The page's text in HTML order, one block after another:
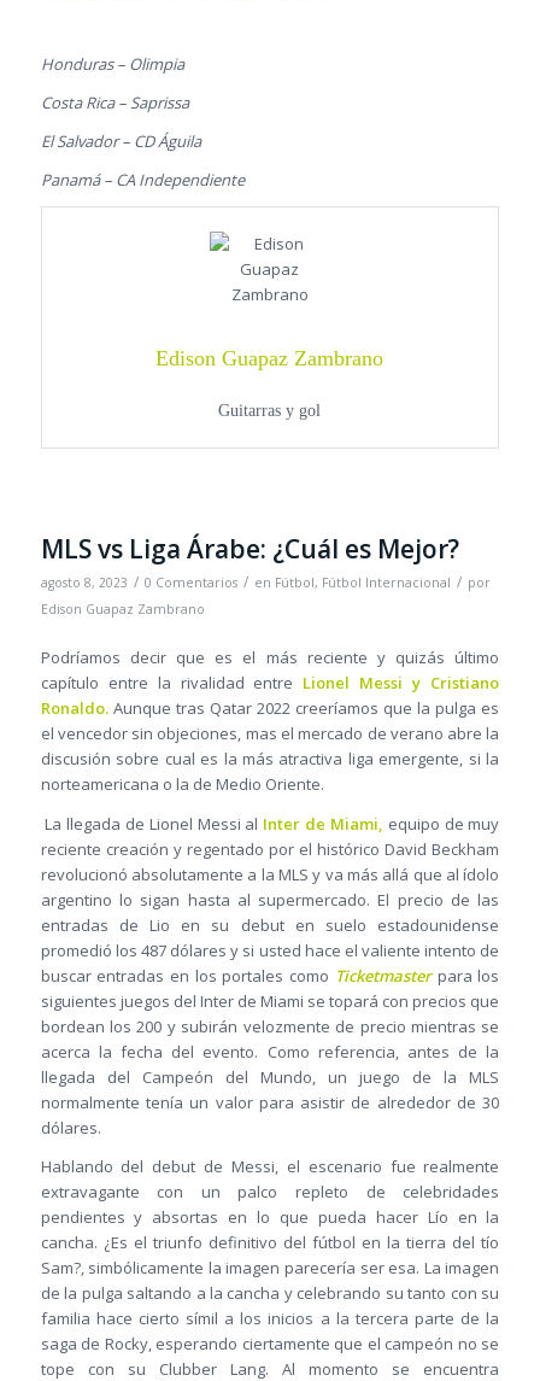
Honduras – Olimpia
Costa Rica – Saprissa
El Salvador – CD Águila
Panamá – CA Independiente
Edison Guapaz Zambrano
Guitarras y gol
MLS vs Liga Árabe: ¿Cuál es Mejor?
agosto 8, 2023 / 0 Comentarios / en Fútbol, Fútbol Internacional / por
Edison Guapaz Zambrano
Podríamos decir que es el más reciente y quizás último
capítulo entre la rivalidad entre Lionel Messi y Cristiano
Ronaldo.Aunque tras Qatar 2022 creeríamos que la pulga es
el vencedor sin objeciones, mas el mercado de verano abre la
discusión sobre cual es la más atractiva liga emergente, si la
norteamericana o la de Medio Oriente.
La llegada de Lionel Messi al Inter de Miami, equipo de muy
reciente creación y regentado por el histórico David Beckham
revolucionó absolutamente a la MLS y va más allá que al ídolo
argentino lo sigan hasta al supermercado. El precio de las
entradas de Lio en su debut en suelo estadounidense
promedió los 487 dólares y si usted hace el valiente intento de
buscar entradas en los portales como Ticketmaster para los
siguientes juegos del Inter de Miami se topará con precios que
bordean los 200 y subirán velozmente de precio mientras se
acerca la fecha del evento. Como referencia, antes de la
llegada del Campeón del Mundo, un juego de la MLS
normalmente tenía un valor para asistir de alrededor de 30
dólares.
Hablando del debut de Messi, el escenario fue realmente
extravagante con un palco repleto de celebridades
pendientes y absortas en lo que pueda hacer Lío en la
cancha. ¿Es el triunfo definitivo del fútbol en la tierra del tío
Sam?, simbólicamente la imagen parecería ser esa. La imagen
de la pulga saltando a la cancha y celebrando su tanto con su
familia hace cierto símil a los inicios a la tercera parte de la
saga de Rocky, esperando ciertamente que el campeón no se
tope con su Clubber Lang. Al momento se encuentra